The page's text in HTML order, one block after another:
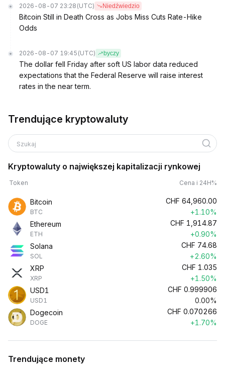
2026-08-07 23:28 (UTC) Niedźwiedzio
Bitcoin Still in Death Cross as Jobs Miss Cuts Rate-Hike
Odds
2026-08-07 19:45 (UTC) byczy
The dollar fell Friday after soft US labor data reduced
expectations that the Federal Reserve will raise interest
rates in the near term.
Trendujące kryptowaluty
Szukaj
Kryptowaluty o największej kapitalizacji rynkowej
Token Cena i 24H%
Bitcoin
BTC
CHF 64,960.00
+1.10%
Ethereum
ETH
CHF 1,914.87
+0.90%
Solana
SOL
CHF 74.68
+2.60%
XRP
XRP
CHF 1.035
+1.50%
USD1
USD1
CHF 0.999906
0.00%
Dogecoin
DOGE
CHF 0.070266
+1.70%
Trendujące monety